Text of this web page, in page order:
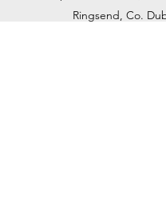
Ringsend, Co.